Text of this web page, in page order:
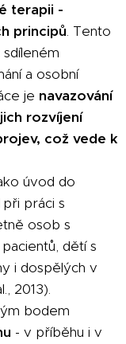
terapii -
principů. Tento
a osobní
je navazování
rozvíjení
což vede k
úvod do
práci s
osob s
dětí s
i dospělých v
2013).
bodem
- v příběhu i v